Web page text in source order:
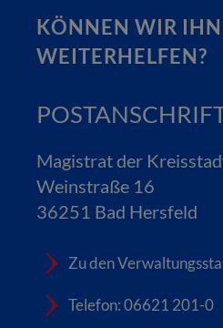
KÖNNEN WIR
WEITERHELFEN?
Magistrat der
Weinstraße 16
36251 Bad Hersfeld
Zu den
Telefon: 06621 201-0